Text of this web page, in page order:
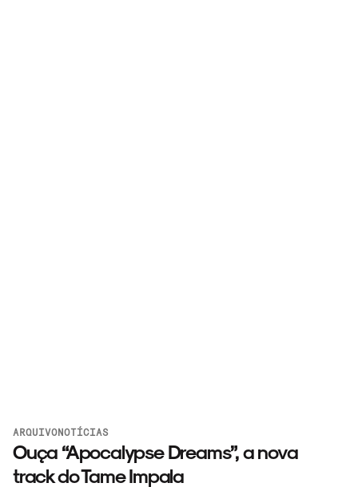
ARQUIVONOTÍCIAS
Ouça “Apocalypse Dreams”, a nova
track do Tame Impala